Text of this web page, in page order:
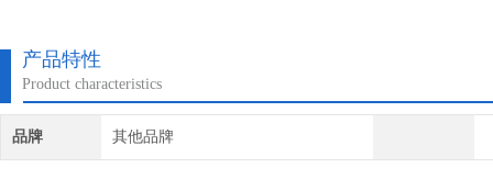
产品特性
Product characteristics
品牌 其他品牌